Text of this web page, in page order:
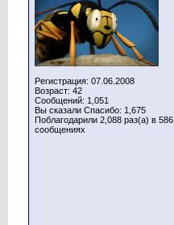
Регистрация: 07.06.2008
Возраст: 42
Сообщений: 1,051
Вы сказали Спасибо: 1,675
Поблагодарили 2,088 раз(а) в 586
сообщениях